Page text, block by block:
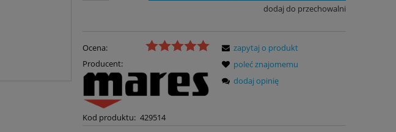
dodaj do przechowalni
Ocena:
Producent:
Kod produktu: 429514
zapytaj o produkt
poleć znajomemu
dodaj opinię